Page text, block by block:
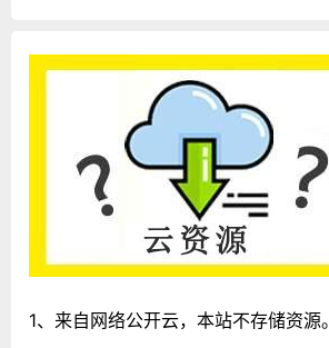
1、来自网络公开云，本站不存储资源。